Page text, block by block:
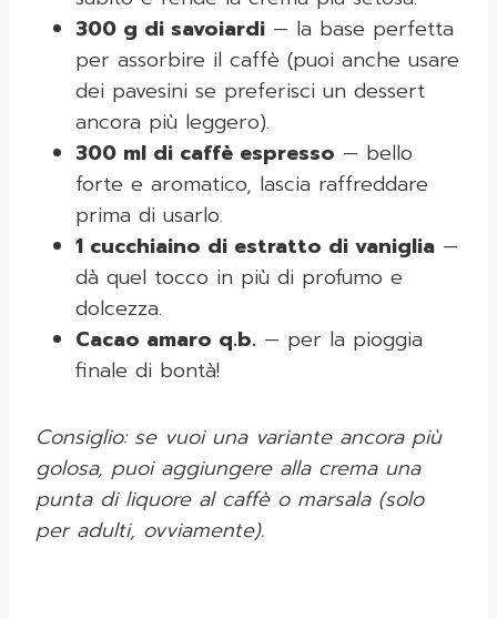
300 g di savoiardi — la base perfetta
per assorbire il caffè (puoi anche usare
dei pavesini se preferisci un dessert
ancora più leggero).
300 ml di caffè espresso — bello
forte e aromatico, lascia raffreddare
prima di usarlo.
1 cucchiaino di estratto di vaniglia —
dà quel tocco in più di profumo e
dolcezza.
Cacao amaro q.b. — per la pioggia
finale di bontà!
Consiglio: se vuoi una variante ancora più
golosa, puoi aggiungere alla crema una
punta di liquore al caffè o marsala (solo
per adulti, ovviamente).